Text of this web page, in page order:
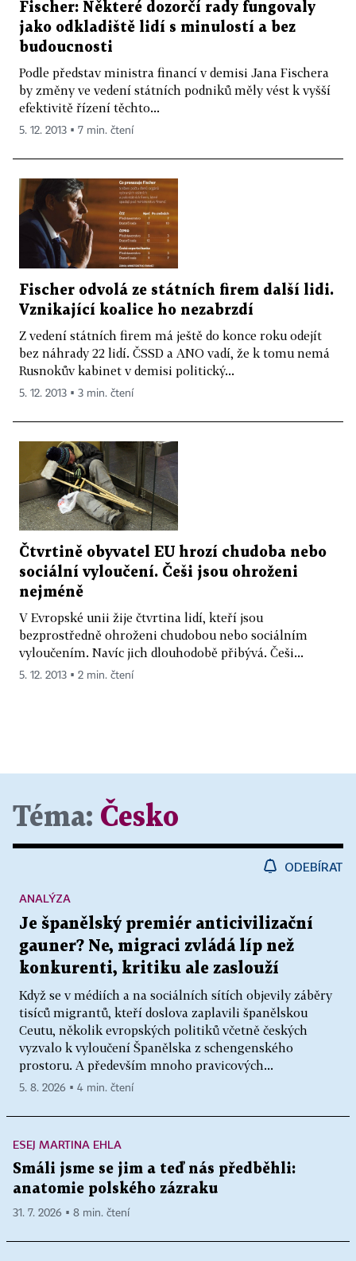
Fischer: Některé dozorčí rady fungovaly
jako odkladiště lidí s minulostí a bez
budoucnosti
Podle představ ministra financí v demisi Jana Fischera
by změny ve vedení státních podniků měly vést k vyšší
efektivitě řízení těchto...
5. 12. 2013 ▪ 7 min. čtení
Fischer odvolá ze státních firem další lidi.
Vznikající koalice ho nezabrzdí
Z vedení státních firem má ještě do konce roku odejít
bez náhrady 22 lidí. ČSSD a ANO vadí, že k tomu nemá
Rusnokův kabinet v demisi politický...
5. 12. 2013 ▪ 3 min. čtení
Čtvrtině obyvatel EU hrozí chudoba nebo
sociální vyloučení. Češi jsou ohroženi
nejméně
V Evropské unii žije čtvrtina lidí, kteří jsou
bezprostředně ohroženi chudobou nebo sociálním
vyloučením. Navíc jich dlouhodobě přibývá. Češi...
5. 12. 2013 ▪ 2 min. čtení
Téma: Česko
ODEBÍRAT
Je španělský premiér anticivilizační
gauner? Ne, migraci zvládá líp než
konkurenti, kritiku ale zaslouží
Když se v médiích a na sociálních sítích objevily záběry
tisíců migrantů, kteří doslova zaplavili španělskou
Ceutu, několik evropských politiků včetně českých
vyzvalo k vyloučení Španělska z schengenského
prostoru. A především mnoho pravicových...
ANALÝZA
5. 8. 2026 ▪ 4 min. čtení
ESEJ MARTINA EHLA
Smáli jsme se jim a teď nás předběhli:
anatomie polského zázraku
31. 7. 2026 ▪ 8 min. čtení